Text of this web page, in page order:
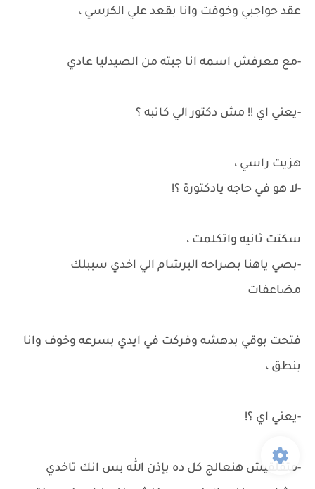
عقد حواجبي وخوفت وانا بقعد علي الكرسي ،
-مع معرفش اسمه انا جبته من الصيدليا عادي
-يعني اي !! مش دكتور الي كاتبه ؟
هزيت راسي ،
-لا هو في حاجه يادكتورة ؟!
سكتت ثانيه واتكلمت ،
-بصي ياهنا بصراحه البرشام الي اخدي سببلك
مضاعفات
فتحت بوقي بدهشه وفركت في ايدي بسرعه وخوف وانا
بنطق ،
-يعني اي ؟!
-متقلقيش هنعالج كل ده بإذن الله بس انك تاخدي